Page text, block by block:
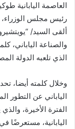
العاصمة اليابانية
رئيس مجلس الوزراء،
ألقى السيد/
والصناعة الياباني،
الذي تلعبه الدولة
وخلال كلمته أيضا،
الياباني عن التطور
الفترة الأخيرة،
اليابانية، مستعرضًا